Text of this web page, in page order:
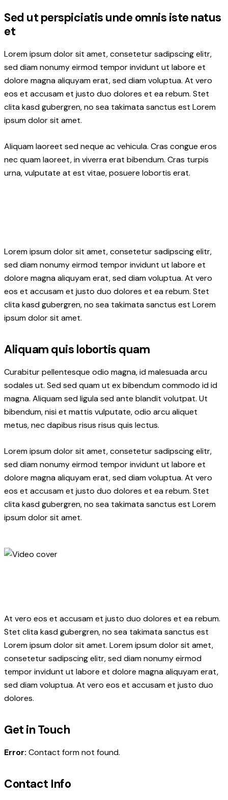
Sed ut perspiciatis unde omnis iste natus
et
Lorem ipsum dolor sit amet, consetetur sadipscing elitr,
sed diam nonumy eirmod tempor invidunt ut labore et
dolore magna aliquyam erat, sed diam voluptua. At vero
eos et accusam et justo duo dolores et ea rebum. Stet
clita kasd gubergren, no sea takimata sanctus est Lorem
ipsum dolor sit amet.
Aliquam laoreet sed neque ac vehicula. Cras congue eros
nec quam laoreet, in viverra erat bibendum. Cras turpis
urna, vulputate at est vitae, posuere lobortis erat.
Lorem ipsum dolor sit amet, consetetur sadipscing elitr,
sed diam nonumy eirmod tempor invidunt ut labore et
dolore magna aliquyam erat, sed diam voluptua. At vero
eos et accusam et justo duo dolores et ea rebum. Stet
clita kasd gubergren, no sea takimata sanctus est Lorem
ipsum dolor sit amet.
Aliquam quis lobortis quam
Curabitur pellentesque odio magna, id malesuada arcu
sodales ut. Sed sed quam ut ex bibendum commodo id id
magna. Aliquam sed ligula sed ante blandit volutpat. Ut
bibendum, nisi et mattis vulputate, odio arcu aliquet
metus, nec dapibus risus risus quis lectus.
Lorem ipsum dolor sit amet, consetetur sadipscing elitr,
sed diam nonumy eirmod tempor invidunt ut labore et
dolore magna aliquyam erat, sed diam voluptua. At vero
eos et accusam et justo duo dolores et ea rebum. Stet
clita kasd gubergren, no sea takimata sanctus est Lorem
ipsum dolor sit amet.
At vero eos et accusam et justo duo dolores et ea rebum.
Stet clita kasd gubergren, no sea takimata sanctus est
Lorem ipsum dolor sit amet. Lorem ipsum dolor sit amet,
consetetur sadipscing elitr, sed diam nonumy eirmod
tempor invidunt ut labore et dolore magna aliquyam erat,
sed diam voluptua. At vero eos et accusam et justo duo
dolores.
Get in Touch
Error: Contact form not found.
Contact Info